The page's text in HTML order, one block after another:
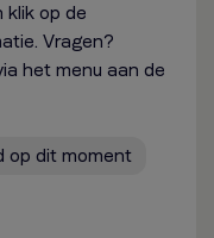
klik op de
Vragen?
het menu aan de
op dit moment